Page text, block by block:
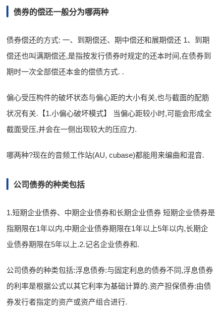
债券的偿还一般分为哪两种
债券偿还的方式: 一、到期偿还、期中偿还和展期偿还 1、到期
偿还也叫满期偿还,是指按发行债券时规定的还本时间,在债券到
期时一次全部偿还本金的偿债方式. .
偏心受压构件的破坏状态与偏心距的大小有关,也与截面的配筋
状况有关.【1.小偏心破坏模式】 当偏心距较小时,可能会形成全
截面受压,并会在一侧出现较大的压应力.
哪两种?现在的音频工作站(AU, cubase)都能用来编曲和混音.
公司债券的种类包括
1.短期企业债券、中期企业债券和长期企业债券 短期企业债券是
指期限在1年以内,中期企业债券期限在1年以上5年以内,长期企
业债券期限在5年以上.2.记名企业债券和.
公司债券的种类包括:浮息债券:与固定利息的债券不同,浮息债券
的利率是根据公式以其它利率为基础计算的.资产担保债券:由债
券发行者指定的资产或资产组合进行.